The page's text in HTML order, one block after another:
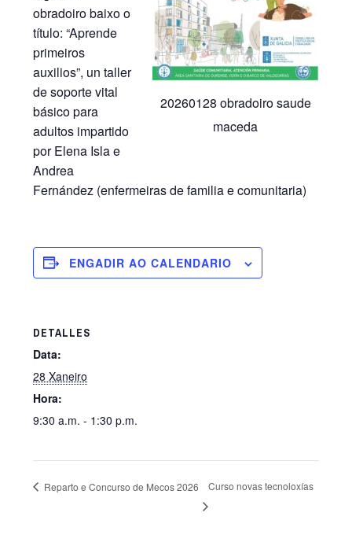
20260128 obradoiro saude
maceda
obradoiro baixo o
título: “Aprende
primeiros
auxilios”, un taller
de soporte vital
básico para
adultos impartido
por Elena Isla e
Andrea
Fernández (enfermeiras de familia e comunitaria)
ENGADIR AO CALENDARIO
DETALLES
Data:
28 Xaneiro
Hora:
9:30 a.m. - 1:30 p.m.
Reparto e Concurso de Mecos 2026 Curso novas tecnoloxías